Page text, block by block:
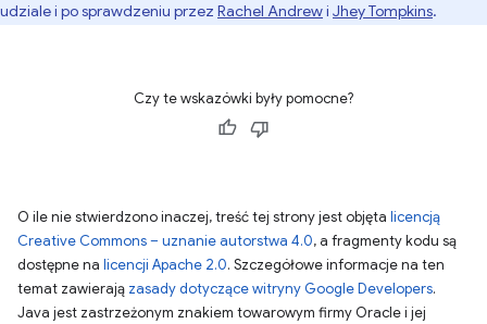
udziale i po sprawdzeniu przez Rachel Andrewi Jhey Tompkins.
Czy te wskazówki były pomocne?
O ile nie stwierdzono inaczej, treść tej strony jest objęta licencją
Creative Commons – uznanie autorstwa 4.0, a fragmenty kodu są
dostępne na licencji Apache 2.0. Szczegółowe informacje na ten
temat zawierają zasady dotyczące witryny Google Developers.
Java jest zastrzeżonym znakiem towarowym firmy Oracle i jej